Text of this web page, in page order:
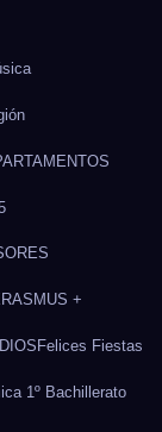
+
Felices Fiestas
1º Bachillerato